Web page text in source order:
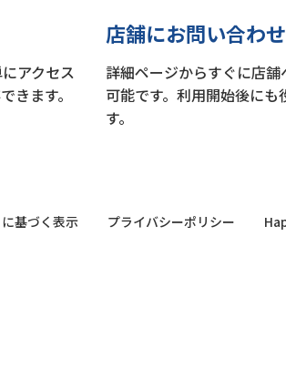
アクセス
きます。
店舗にお問い合わせ
詳細ページからすぐに店舗
可能です。利用開始後にも
す。
基づく表示 プライバシーポリシー